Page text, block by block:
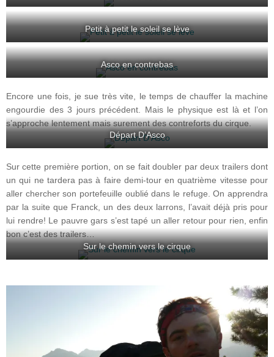
Petit à petit le soleil se lève
Asco en contrebas
Encore une fois, je sue très vite, le temps de chauffer la machine
engourdie des 3 jours précédent. Mais le physique est là et l’on
s’approche lentement mais surement des contreforts du cirque.
Départ D’Asco
Sur cette première portion, on se fait doubler par deux trailers dont
un qui ne tardera pas à faire demi-tour en quatrième vitesse pour
aller chercher son portefeuille oublié dans le refuge. On apprendra
par la suite que Franck, un des deux larrons, l’avait déjà pris pour
lui rendre! Le pauvre gars s’est tapé un aller retour pour rien, enfin
bon c’est des trailers…
Sur le chemin vers le cirque